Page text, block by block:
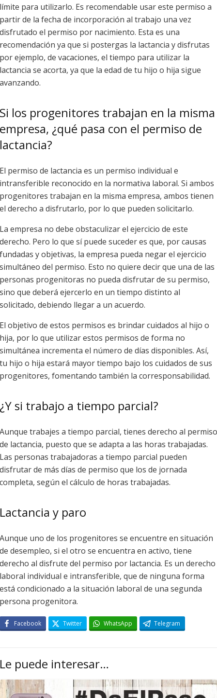
límite para utilizarlo. Es recomendable usar este permiso a
partir de la fecha de incorporación al trabajo una vez
disfrutado el permiso por nacimiento. Esta es una
recomendación ya que si postergas la lactancia y disfrutas
por ejemplo, de vacaciones, el tiempo para utilizar la
lactancia se acorta, ya que la edad de tu hijo o hija sigue
avanzando.
Si los progenitores trabajan en la misma
empresa, ¿qué pasa con el permiso de
lactancia?
El permiso de lactancia es un permiso individual e
intransferible reconocido en la normativa laboral. Si ambos
progenitores trabajan en la misma empresa, ambos tienen
el derecho a disfrutarlo, por lo que pueden solicitarlo.
La empresa no debe obstaculizar el ejercicio de este
derecho. Pero lo que sí puede suceder es que, por causas
fundadas y objetivas, la empresa pueda negar el ejercicio
simultáneo del permiso. Esto no quiere decir que una de las
personas progenitoras no pueda disfrutar de su permiso,
sino que deberá ejercerlo en un tiempo distinto al
solicitado, debiendo llegar a un acuerdo.
El objetivo de estos permisos es brindar cuidados al hijo o
hija, por lo que utilizar estos permisos de forma no
simultánea incrementa el número de días disponibles. Así,
tu hijo o hija estará mayor tiempo bajo los cuidados de sus
progenitores, fomentando también la corresponsabilidad.
¿Y si trabajo a tiempo parcial?
Aunque trabajes a tiempo parcial, tienes derecho al permiso
de lactancia, puesto que se adapta a las horas trabajadas.
Las personas trabajadoras a tiempo parcial pueden
disfrutar de más días de permiso que los de jornada
completa, según el cálculo de horas trabajadas.
Lactancia y paro
Aunque uno de los progenitores se encuentre en situación
de desempleo, si el otro se encuentra en activo, tiene
derecho al disfrute del permiso por lactancia. Es un derecho
laboral individual e intransferible, que de ninguna forma
está condicionado a la situación laboral de una segunda
persona progenitora.
Facebook Twitter WhatsApp Telegram
Le puede interesar…